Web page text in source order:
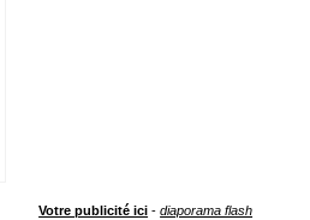
Votre publicité ici -diaporama flash